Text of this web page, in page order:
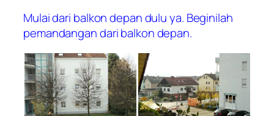
Mulai dari balkon depan dulu ya. Beginilah
pemandangan dari balkon depan.